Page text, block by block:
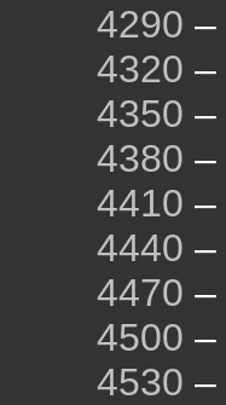
4290 –
4320 –
4350 –
4380 –
4410 –
4440 –
4470 –
4500 –
4530 –